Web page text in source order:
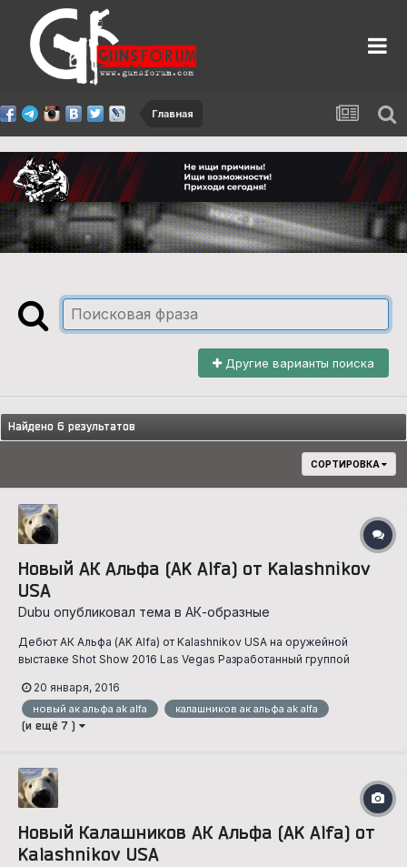
Главная
Другие варианты поиска
Найдено 6 результатов
СОРТИРОВКА
Новый АК Альфа (AK Alfa) от Kalashnikov
USA
Dubu опубликовал тема в АК-образные
Дебют АК Альфа (AK Alfa) от Kalashnikov USA на оружейной
выставке Shot Show 2016 Las Vegas Разработанный группой
Альфа построен на прошлом с использованием новейших
технологий. Kalashnikov USA с гордостью анонсирует дебют АК
Альфа на...
20 января, 2016
новый ак альфа ak alfa калашников ак альфа ak alfa
(и ещё 7 )
Новый Калашников АК Альфа (AK Alfa) от
Kalashnikov USA